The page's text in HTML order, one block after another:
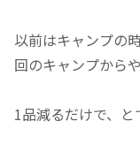
以前はキャンプの
回のキャンプから
1品減るだけで、と